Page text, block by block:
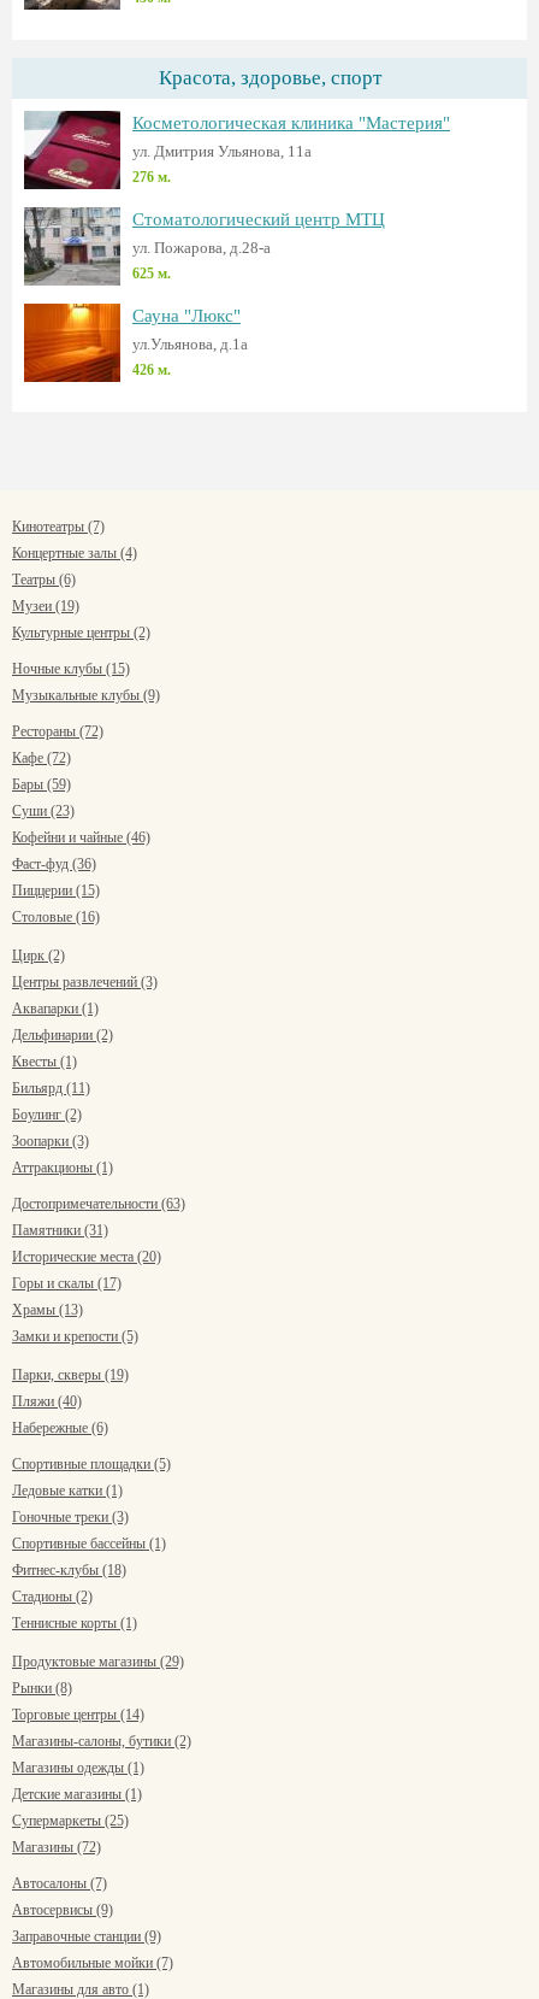
Красота, здоровье, спорт
Косметологическая клиника "Мастерия"
ул. Дмитрия Ульянова, 11а
276 м.
Стоматологический центр МТЦ
ул. Пожарова, д.28-а
625 м.
Сауна "Люкс"
ул.Ульянова, д.1а
426 м.
Кинотеатры (7)
Концертные залы (4)
Театры (6)
Музеи (19)
Культурные центры (2)
Ночные клубы (15)
Музыкальные клубы (9)
Рестораны (72)
Кафе (72)
Бары (59)
Суши (23)
Кофейни и чайные (46)
Фаст-фуд (36)
Пиццерии (15)
Столовые (16)
Цирк (2)
Центры развлечений (3)
Аквапарки (1)
Дельфинарии (2)
Квесты (1)
Бильярд (11)
Боулинг (2)
Зоопарки (3)
Аттракционы (1)
Достопримечательности (63)
Памятники (31)
Исторические места (20)
Горы и скалы (17)
Храмы (13)
Замки и крепости (5)
Парки, скверы (19)
Пляжи (40)
Набережные (6)
Спортивные площадки (5)
Ледовые катки (1)
Гоночные треки (3)
Спортивные бассейны (1)
Фитнес-клубы (18)
Стадионы (2)
Теннисные корты (1)
Продуктовые магазины (29)
Рынки (8)
Торговые центры (14)
Магазины-салоны, бутики (2)
Магазины одежды (1)
Детские магазины (1)
Супермаркеты (25)
Магазины (72)
Автосалоны (7)
Автосервисы (9)
Заправочные станции (9)
Автомобильные мойки (7)
Магазины для авто (1)